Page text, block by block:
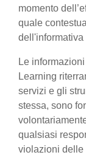
momento
quale
dell'informativa
Le
Learning
servizi e gli
stessa, sono
qualsiasi
violazioni delle